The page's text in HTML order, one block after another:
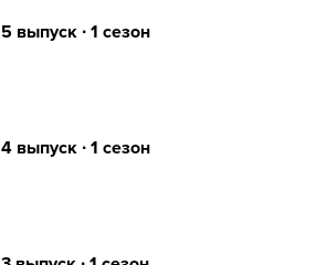
5 выпуск ∙ 1 сезон
4 выпуск ∙ 1 сезон